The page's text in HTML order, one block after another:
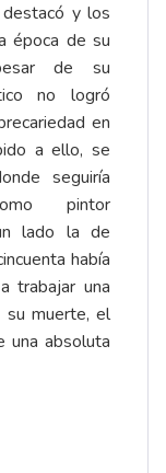
y los
época de su
de su
no logró
en
a ello, se
seguiría
pintor
lado la de
había
trabajar una
su muerte, el
absoluta